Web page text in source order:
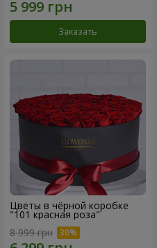
Заказать
Цветы в чёрной коробке
"101 красная роза"
8 999 грн